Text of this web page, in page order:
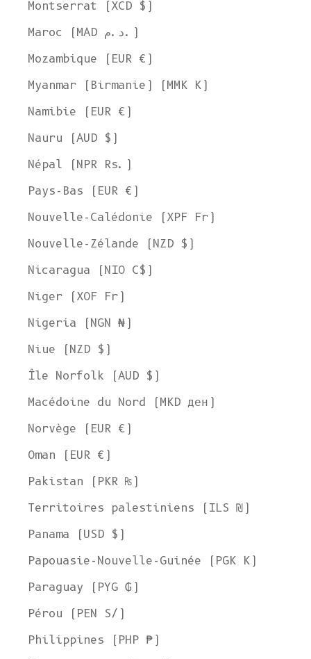
Montserrat (XCD $)
Maroc (MAD د.م.)
Mozambique (EUR €)
Myanmar (Birmanie) (MMK K)
Namibie (EUR €)
Nauru (AUD $)
Népal (NPR Rs.)
Pays-Bas (EUR €)
Nouvelle-Calédonie (XPF Fr)
Nouvelle-Zélande (NZD $)
Nicaragua (NIO C$)
Niger (XOF Fr)
Nigeria (NGN ₦)
Niue (NZD $)
Île Norfolk (AUD $)
Macédoine du Nord (MKD ден)
Norvège (EUR €)
Oman (EUR €)
Pakistan (PKR ₨)
Territoires palestiniens (ILS ₪)
Panama (USD $)
Papouasie-Nouvelle-Guinée (PGK K)
Paraguay (PYG ₲)
Pérou (PEN S/)
Philippines (PHP ₱)
Welcome to L'ENVERS
It seems that you are in
Ship to
United States
Language
English
Currency